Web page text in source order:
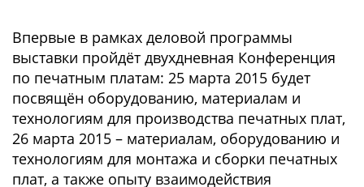
Впервые в рамках деловой программы
выставки пройдёт двухдневная Конференция
по печатным платам: 25 марта 2015 будет
посвящён оборудованию, материалам и
технологиям для производства печатных плат,
26 марта 2015 – материалам, оборудованию и
технологиям для монтажа и сборки печатных
плат, а также опыту взаимодействия